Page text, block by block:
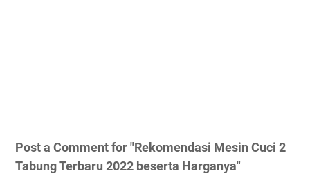
Post a Comment for "Rekomendasi Mesin Cuci 2
Tabung Terbaru 2022 beserta Harganya"